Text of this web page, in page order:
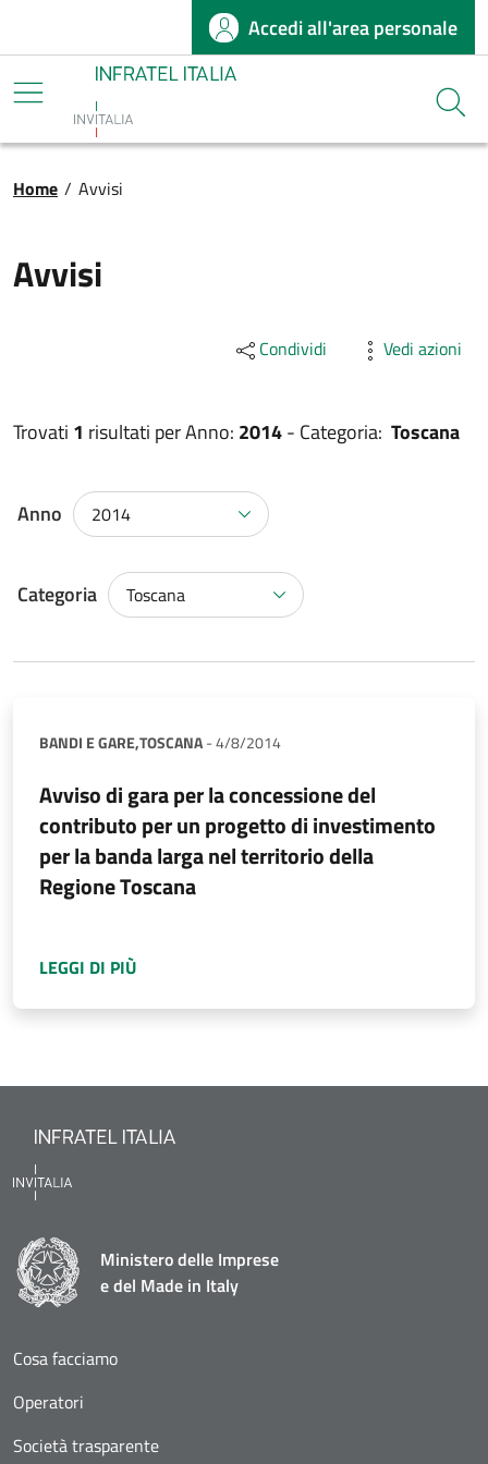
Salta al contenuto principaleAccedi all'area personale
Infratel
Briciole di pane
Home / Avvisi
Avvisi
Condividi Vedi azioni
Trovati 1 risultati perAnno: 2014- Categoria: Toscana
Anno 2014
Categoria Toscana
BANDI E GARE,TOSCANA-4/8/2014
Avviso di gara per la concessione del
contributo per un progetto di investimento
per la banda larga nel territorio della
Regione Toscana
LEGGI DI PIÙ
Ministero delle Imprese
e del Made in Italy
Cosa facciamo
Operatori
Società trasparente